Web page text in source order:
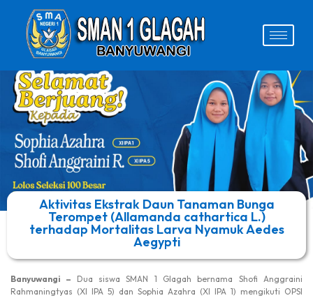
Aktivitas Ekstrak Daun Tanaman Bunga
Terompet (Allamanda cathartica L.)
terhadap Mortalitas Larva Nyamuk Aedes
Aegypti
Banyuwangi – Dua siswa SMAN 1 Glagah bernama Shofi Anggraini
Rahmaningtyas (XI IPA 5) dan Sophia Azahra (XI IPA 1) mengikuti OPSI